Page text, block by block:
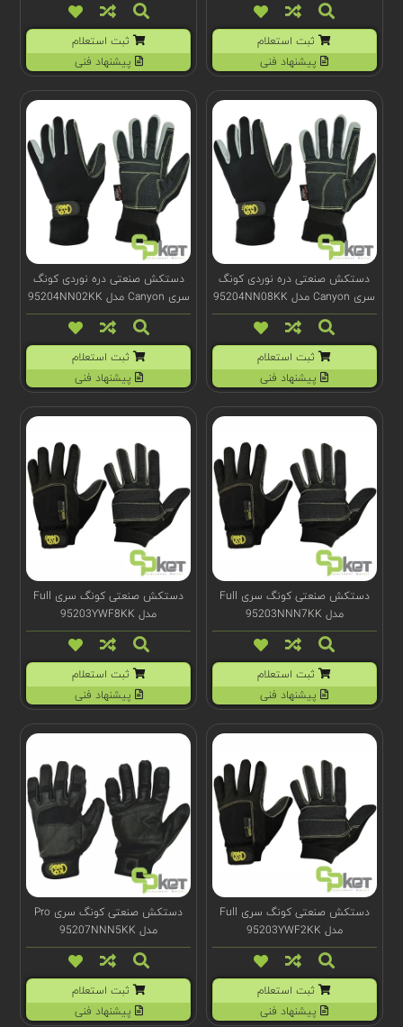
ثبت استعلام
پیشنهاد فنی
ثبت استعلام
پیشنهاد فنی
دستکش صنعتی دره نوردی کونگ
سری Canyon مدل 95204NN08KK
ثبت استعلام
پیشنهاد فنی
دستکش صنعتی دره نوردی کونگ
سری Canyon مدل 95204NN02KK
ثبت استعلام
پیشنهاد فنی
دستکش صنعتی کونگ سری Full
مدل 95203NNN7KK
ثبت استعلام
پیشنهاد فنی
دستکش صنعتی کونگ سری Full
مدل 95203YWF8KK
ثبت استعلام
پیشنهاد فنی
دستکش صنعتی کونگ سری Full
مدل 95203YWF2KK
ثبت استعلام
پیشنهاد فنی
دستکش صنعتی کونگ سری Pro
مدل 95207NNN5KK
ثبت استعلام
پیشنهاد فنی